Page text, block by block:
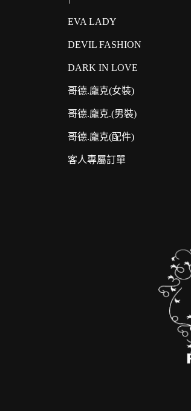
EVA LADY
DEVIL FASHION
DARK IN LOVE
哥德.龐克(女裝)
哥德.龐克.(男裝)
哥德.龐克(配件)
客人專屬訂單